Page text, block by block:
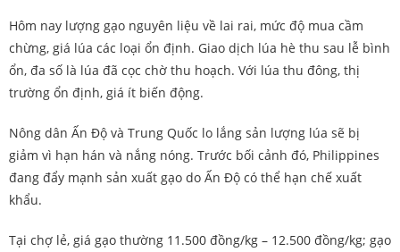
Hôm nay lượng gạo nguyên liệu về lai rai, mức độ mua cầm
chừng, giá lúa các loại ổn định. Giao dịch lúa hè thu sau lễ bình
ổn, đa số là lúa đã cọc chờ thu hoạch. Với lúa thu đông, thị
trường ổn định, giá ít biến động.
Nông dân Ấn Độ và Trung Quốc lo lắng sản lượng lúa sẽ bị
giảm vì hạn hán và nắng nóng. Trước bối cảnh đó, Philippines
đang đẩy mạnh sản xuất gạo do Ấn Độ có thể hạn chế xuất
khẩu.
Tại chợ lẻ, giá gạo thường 11.500 đồng/kg – 12.500 đồng/kg; gạo